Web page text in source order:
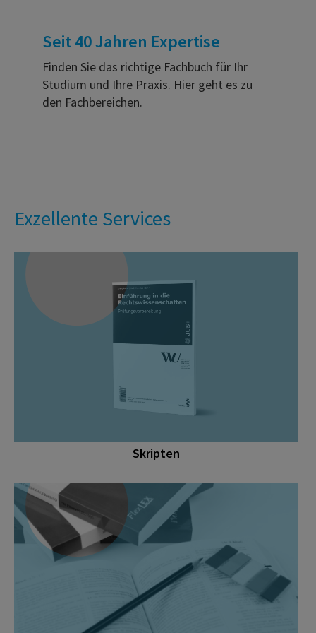
Seit 40 Jahren Expertise
Finden Sie das richtige Fachbuch für Ihr
Studium und Ihre Praxis. Hier geht es zu
den Fachbereichen.
Exzellente Services
Skripten